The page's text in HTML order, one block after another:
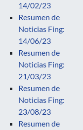
14/02/23
Resumen de
Noticias Fing:
14/06/23
Resumen de
Noticias Fing:
21/03/23
Resumen de
Noticias Fing:
23/08/23
Resumen de